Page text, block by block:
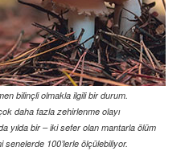
bilinçli olmakla ilgili bir durum.
daha fazla zehirlenme olayı
yılda bir – iki sefer olan mantarla ölüm
senelerde 100’lerle ölçülebiliyor.